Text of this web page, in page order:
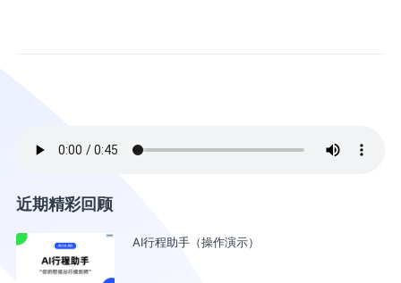
近期精彩回顾
AI行程助手（操作演示）